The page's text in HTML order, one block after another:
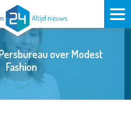
over Modest
Fashion